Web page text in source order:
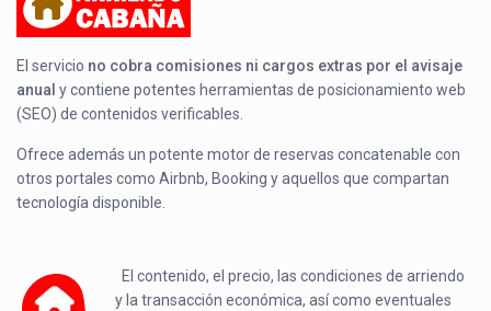
El servicio no cobra comisiones ni cargos extras por el avisaje
anual y contiene potentes herramientas de posicionamiento web
(SEO) de contenidos verificables.
Ofrece además un potente motor de reservas concatenable con
otros portales como Airbnb, Booking y aquellos que compartan
tecnología disponible.
El contenido, el precio, las condiciones de arriendo
y la transacción económica, así como eventuales